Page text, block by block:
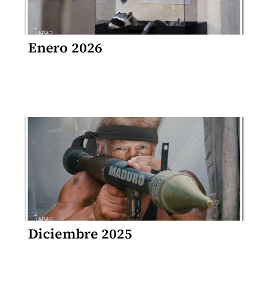
Enero 2026
Diciembre 2025